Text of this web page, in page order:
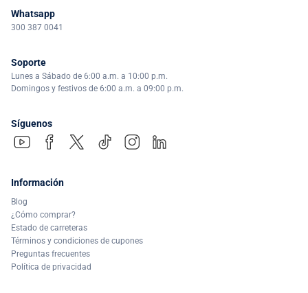
Whatsapp
300 387 0041
Soporte
Lunes a Sábado de 6:00 a.m. a 10:00 p.m.
Domingos y festivos de 6:00 a.m. a 09:00 p.m.
Síguenos
Información
Blog
¿Cómo comprar?
Estado de carreteras
Términos y condiciones de cupones
Preguntas frecuentes
Política de privacidad